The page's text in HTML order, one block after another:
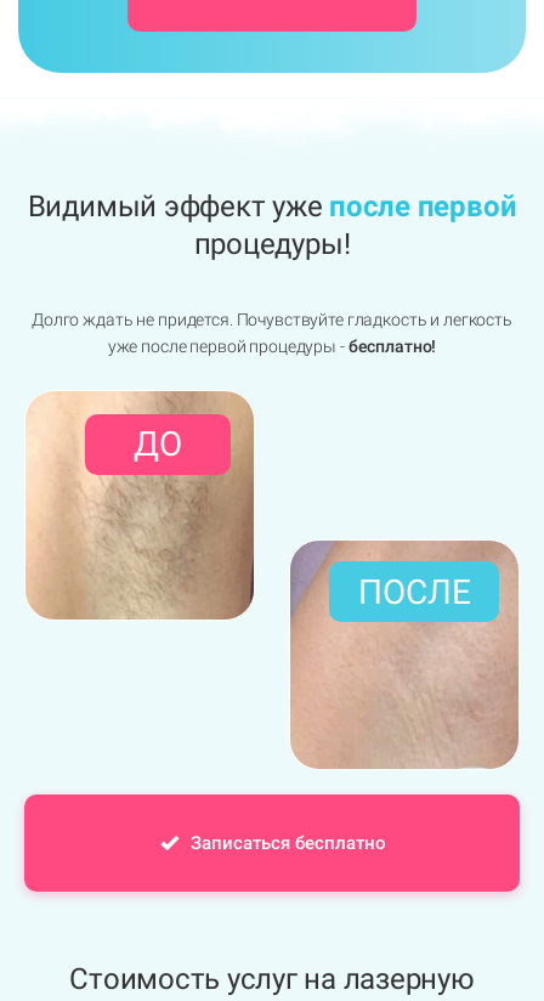
Видимый эффект уже после первой
процедуры!
Долго ждать не придется. Почувствуйте гладкость и легкость
уже после первой процедуры -бесплатно!
ДО
ПОСЛЕ
Записаться бесплатно
Стоимость услуг на лазерную